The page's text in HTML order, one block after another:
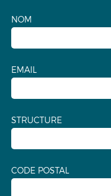
NOM
EMAIL
STRUCTURE
CODE POSTAL